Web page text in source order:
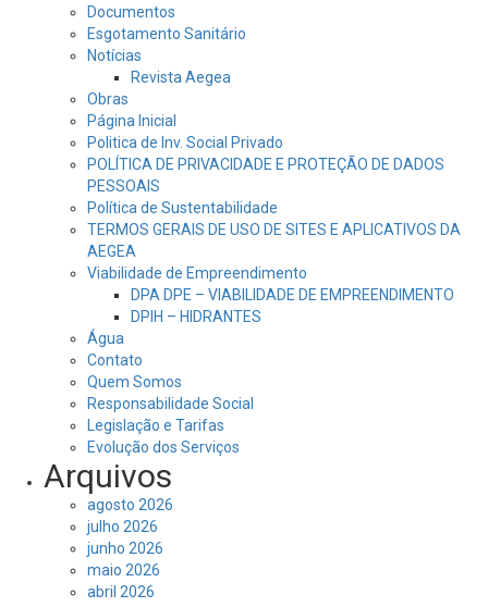
Documentos
Esgotamento Sanitário
Notícias
Revista Aegea
Obras
Página Inicial
Politica de Inv. Social Privado
POLÍTICA DE PRIVACIDADE E PROTEÇÃO DE DADOS
PESSOAIS
Política de Sustentabilidade
TERMOS GERAIS DE USO DE SITES E APLICATIVOS DA
AEGEA
Viabilidade de Empreendimento
DPA DPE – VIABILIDADE DE EMPREENDIMENTO
DPIH – HIDRANTES
Água
Contato
Quem Somos
Responsabilidade Social
Legislação e Tarifas
Evolução dos Serviços
Arquivos
agosto 2026
julho 2026
junho 2026
maio 2026
abril 2026